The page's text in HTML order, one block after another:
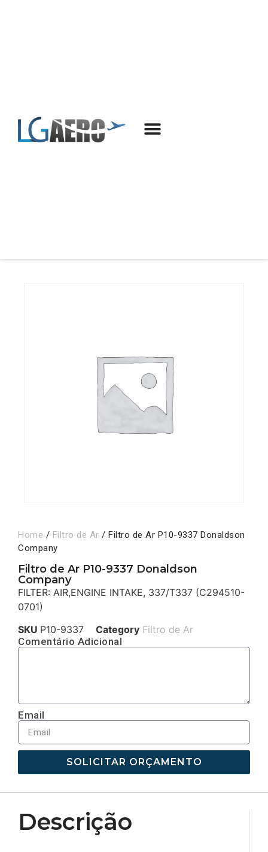
Home / Filtro de Ar / Filtro de Ar P10-9337 Donaldson
Company
Filtro de Ar P10-9337 Donaldson
Company
FILTER: AIR,ENGINE INTAKE, 337/T337 (C294510-
0701)
SKU P10-9337 Category Filtro de Ar
Comentário Adicional
Email
SOLICITAR ORÇAMENTO
Descrição